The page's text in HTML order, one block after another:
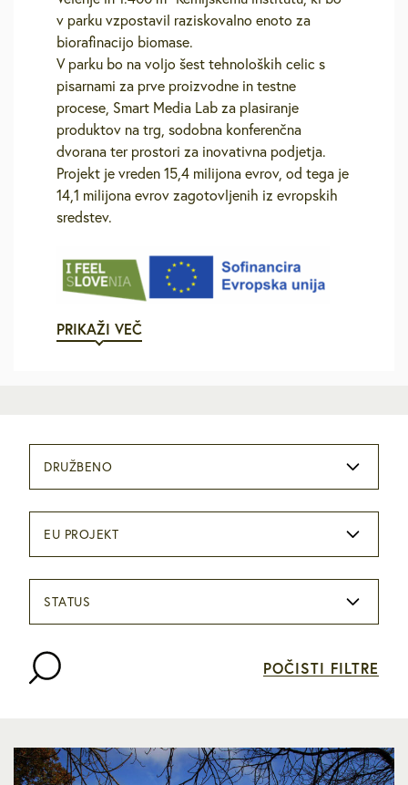
v parku vzpostavil raziskovalno enoto za
biorafinacijo biomase.
V parku bo na voljo šest tehnoloških celic s
pisarnami za prve proizvodne in testne
procese, Smart Media Lab za plasiranje
produktov na trg, sodobna konferenčna
dvorana ter prostori za inovativna podjetja.
Projekt je vreden 15,4 milijona evrov, od tega je
14,1 milijona evrov zagotovljenih iz evropskih
sredstev.
PRIKAŽI VEČ
DRUŽBENO
EU PROJEKT
STATUS
POČISTI FILTRE